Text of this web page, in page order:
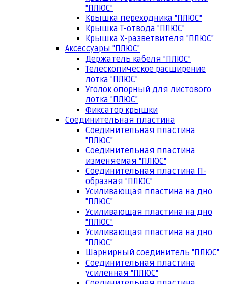
"ПЛЮС"
Крышка переходника "ПЛЮС"
Крышка Т-отвода "ПЛЮС"
Крышка Х-разветвителя "ПЛЮС"
Аксессуары "ПЛЮС"
Держатель кабеля "ПЛЮС"
Телескопическое расширение
лотка "ПЛЮС"
Уголок опорный для листового
лотка "ПЛЮС"
Фиксатор крышки
Соединительная пластина
Соединительная пластина
"ПЛЮС"
Соединительная пластина
изменяемая "ПЛЮС"
Соединительная пластина П-
образная "ПЛЮС"
Усиливающая пластина на дно
"ПЛЮС"
Усиливающая пластина на дно
"ПЛЮС"
Усиливающая пластина на дно
"ПЛЮС"
Шарнирный соединитель "ПЛЮС"
Соединительная пластина
усиленная "ПЛЮС"